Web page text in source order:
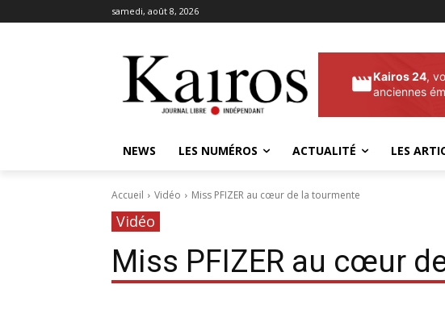
samedi, août 8, 2026
Kairos 24,
anciennes
NEWS LES NUMÉROS ACTUALITÉ LES
Accueil Vidéo Miss PFIZER au cœur de la tourmente
Vidéo
Miss PFIZER au cœur